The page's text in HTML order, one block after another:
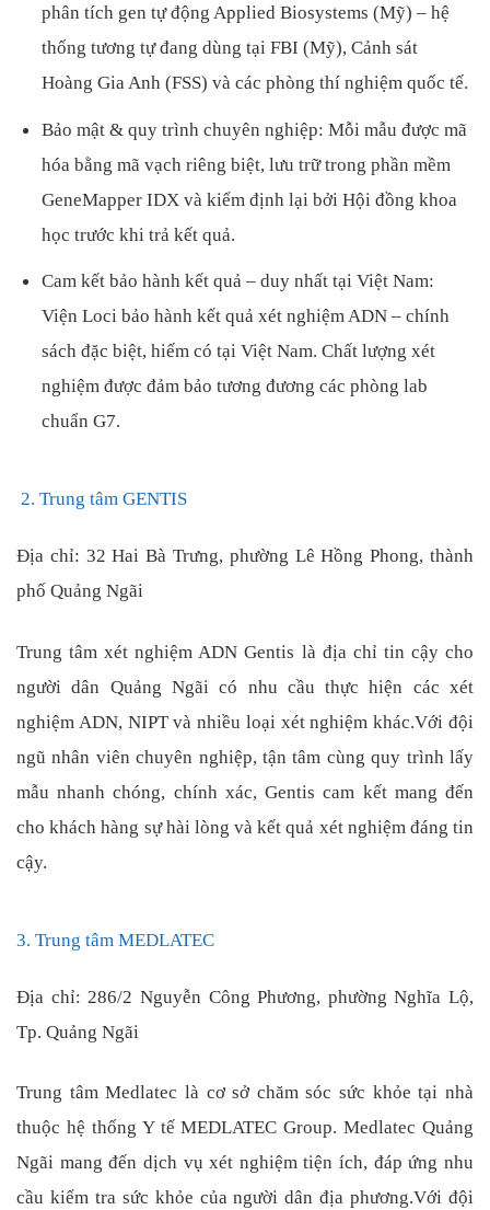
phân tích gen tự động Applied Biosystems (Mỹ) – hệ
thống tương tự đang dùng tại FBI (Mỹ), Cảnh sát
Hoàng Gia Anh (FSS) và các phòng thí nghiệm quốc tế.
Bảo mật & quy trình chuyên nghiệp: Mỗi mẫu được mã
hóa bằng mã vạch riêng biệt, lưu trữ trong phần mềm
GeneMapper IDX và kiểm định lại bởi Hội đồng khoa
học trước khi trả kết quả.
Cam kết bảo hành kết quả – duy nhất tại Việt Nam:
Viện Loci bảo hành kết quả xét nghiệm ADN – chính
sách đặc biệt, hiếm có tại Việt Nam. Chất lượng xét
nghiệm được đảm bảo tương đương các phòng lab
chuẩn G7.
2. Trung tâm GENTIS
Địa chỉ: 32 Hai Bà Trưng, phường Lê Hồng Phong, thành
phố Quảng Ngãi
Trung tâm xét nghiệm ADN Gentis là địa chỉ tin cậy cho
người dân Quảng Ngãi có nhu cầu thực hiện các xét
nghiệm ADN, NIPT và nhiều loại xét nghiệm khác.Với đội
ngũ nhân viên chuyên nghiệp, tận tâm cùng quy trình lấy
mẫu nhanh chóng, chính xác, Gentis cam kết mang đến
cho khách hàng sự hài lòng và kết quả xét nghiệm đáng tin
cậy.
3. Trung tâm MEDLATEC
Địa chỉ: 286/2 Nguyễn Công Phương, phường Nghĩa Lộ,
Tp. Quảng Ngãi
Trung tâm Medlatec là cơ sở chăm sóc sức khỏe tại nhà
thuộc hệ thống Y tế MEDLATEC Group. Medlatec Quảng
Ngãi mang đến dịch vụ xét nghiệm tiện ích, đáp ứng nhu
cầu kiểm tra sức khỏe của người dân địa phương.Với đội